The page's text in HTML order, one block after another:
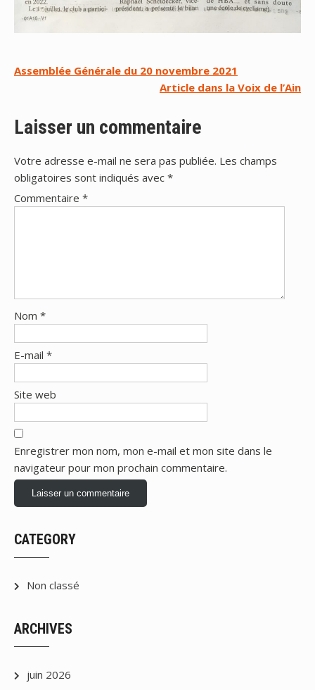
Navigation
l’article
Assemblée Générale du 20 novembre 2021
Article dans la Voix de l’Ain
Laisser un commentaire
Votre adresse e-mail ne sera pas publiée. Les champs
obligatoires sont indiqués avec *
Commentaire *
Nom *
E-mail *
Site web
Enregistrer mon nom, mon e-mail et mon site dans le
navigateur pour mon prochain commentaire.
CATEGORY
Non classé
ARCHIVES
juin 2026